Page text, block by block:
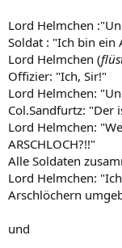
Lord Helmchen
Soldat : "Ich bin ein
Lord Helmchen (
Offizier: "Ich, Sir!"
Lord Helmchen:
Col.Sandfurtz: "Der
Lord Helmchen:
ARSCHLOCH?!!"
Alle Soldaten
Lord Helmchen:
Arschlöchern
und